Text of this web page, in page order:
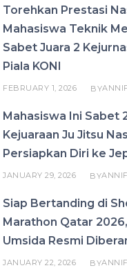
Torehkan Prestasi
Mahasiswa Teknik
Sabet Juara 2
Piala KONI
FEBRUARY 1, 2026 BY
Mahasiswa Ini Sabet
Kejuaraan Ju Jitsu
Persiapkan Diri ke
JANUARY 29, 2026 BY
Siap Bertanding di
Marathon Qatar
Umsida Resmi
JANUARY 22, 2026 BY